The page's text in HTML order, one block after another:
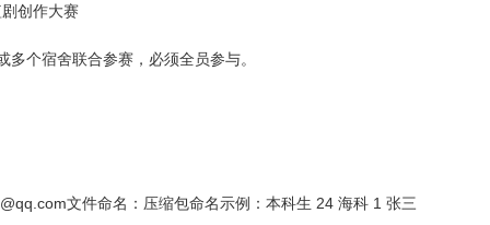
创作大赛
个宿舍联合参赛，必须全员参与。
文件命名：压缩包命名示例：本科生 24 海科 1 张三